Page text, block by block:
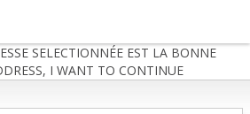
SELECTIONNÉE EST LA BONNE
I WANT TO CONTINUE